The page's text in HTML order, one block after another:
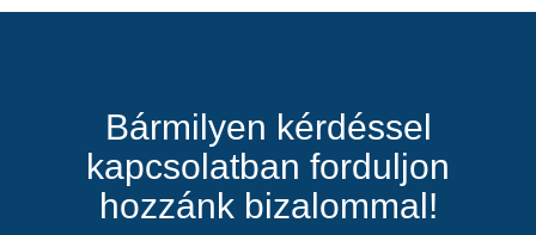
Bármilyen kérdéssel
kapcsolatban forduljon
hozzánk bizalommal!